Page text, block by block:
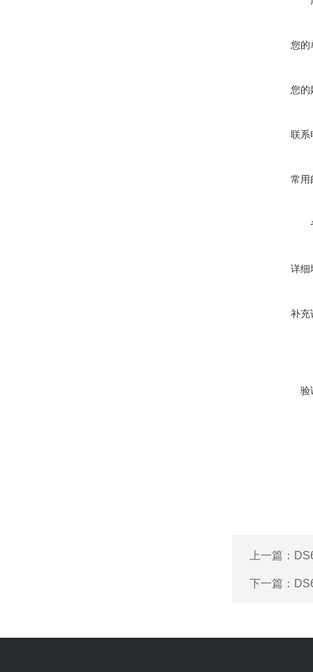
您的
您的
联系
常用
详细
补充
验
上一篇：
下一篇：